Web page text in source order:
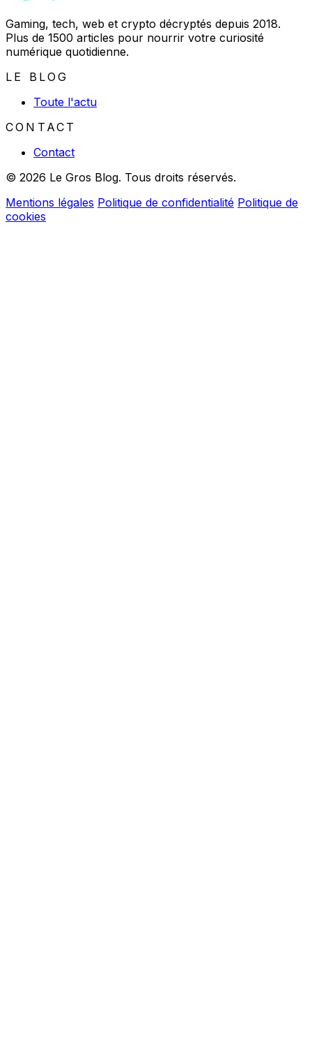
Gaming, tech, web et crypto décryptés depuis 2018.
Plus de 1500 articles pour nourrir votre curiosité
numérique quotidienne.
LE BLOG
Toute l'actu
CONTACT
Contact
© 2026 Le Gros Blog. Tous droits réservés.
Mentions légales Politique de confidentialité Politique de
cookies